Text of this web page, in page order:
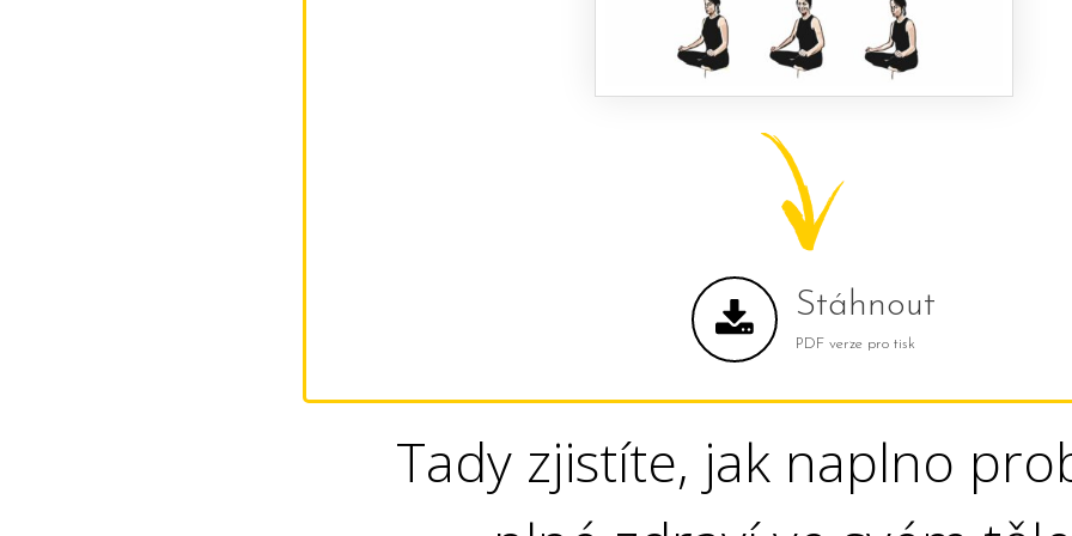
Stáhnout
PDF verze pro tisk
Tady zjistíte, jak naplno